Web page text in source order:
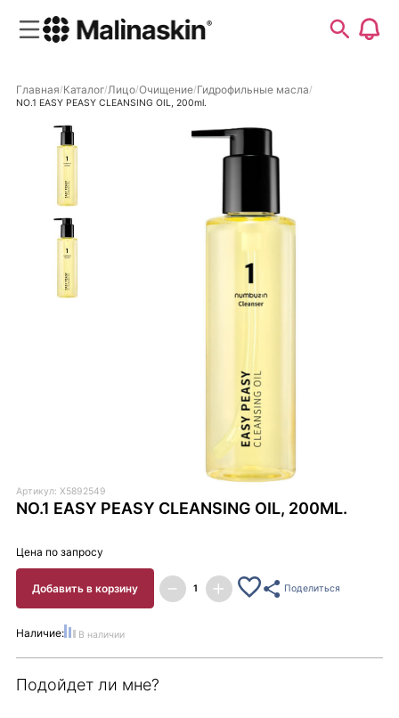
Главная Каталог Лицо Очищение Гидрофильные масла
NO.1 EASY PEASY CLEANSING OIL, 200ml.
Артикул: X5892549
NO.1 EASY PEASY CLEANSING OIL, 200ML.
Цена по запросу
Добавить в корзину Поделиться
Наличие: В наличии
Подойдет ли мне?